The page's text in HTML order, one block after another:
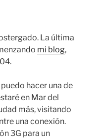
La última
mi blog,
hacer una de
en Mar del
más, visitando
una conexión.
3G para un